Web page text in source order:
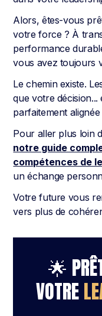
Alors, êtes-vous
votre force ? À
performance
vous avez toujours
Le chemin existe.
que votre
parfaitement
Pour aller plus loin
notre guide
compétences de
un échange
Votre future vous
vers plus de
🌟
VOTRE